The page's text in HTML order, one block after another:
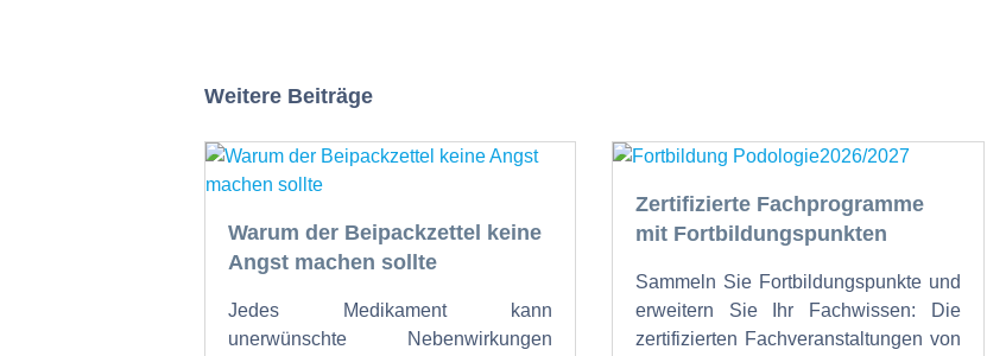
Weitere Beiträge
Warum der Beipackzettel keine
Angst machen sollte
Jedes Medikament kann
unerwünschte Nebenwirkungen
Zertifizierte Fachprogramme
mit Fortbildungspunkten
Sammeln Sie Fortbildungspunkte und
erweitern Sie Ihr Fachwissen: Die
zertifizierten Fachveranstaltungen von